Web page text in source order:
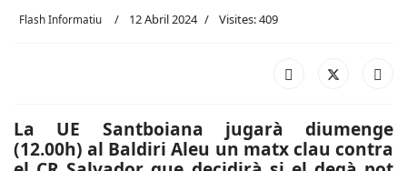
Flash Informatiu 12 Abril 2024 Visites: 409
La UE Santboiana jugarà diumenge
(12.00h) al Baldiri Aleu un matx clau contra